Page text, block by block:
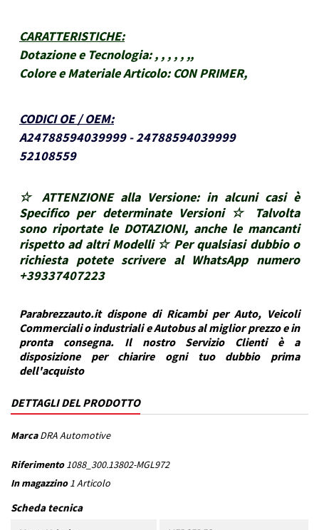
CARATTERISTICHE:
Dotazione e Tecnologia: , , , , , ,,
Colore e Materiale Articolo: CON PRIMER,
CODICI OE / OEM:
A24788594039999 - 24788594039999
52108559
☆ ATTENZIONE alla Versione: in alcuni casi è
Specifico per determinate Versioni ☆ Talvolta
sono riportate le DOTAZIONI, anche le mancanti
rispetto ad altri Modelli ☆ Per qualsiasi dubbio o
richiesta potete scrivere al WhatsApp numero
+39337407223
Parabrezzauto.it dispone di Ricambi per Auto, Veicoli
Commerciali o industriali e Autobus al miglior prezzo e in
pronta consegna. Il nostro Servizio Clienti è a
disposizione per chiarire ogni tuo dubbio prima
dell'acquisto
DETTAGLI DEL PRODOTTO
Marca DRA Automotive
Riferimento 1088_300.13802-MGL972
In magazzino 1 Articolo
Scheda tecnica